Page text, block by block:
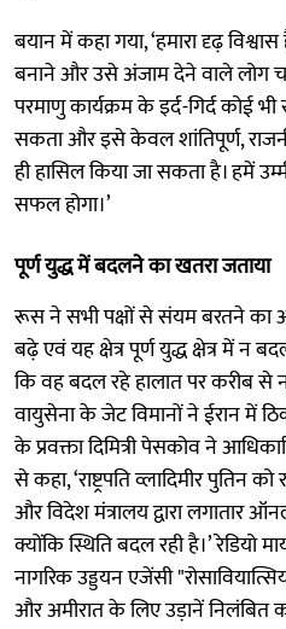
बयान में कहा गया, ‘हमारा दृढ़
बनाने और उसे अंजाम देने वाले लोग
परमाणु कार्यक्रम के इर्द-गिर्द कोई
सकता और इसे केवल शांतिपूर्ण,
ही हासिल किया जा सकता है। हमें
सफल होगा।’
पूर्ण युद्ध में बदलने का खतरा जताया
रूस ने सभी पक्षों से संयम बरतने का
बढ़े एवं यह क्षेत्र पूर्ण युद्ध क्षेत्र में न
कि वह बदल रहे हालात पर करीब से
वायुसेना के जेट विमानों ने ईरान में
के प्रवक्ता दिमित्री पेसकोव ने
से कहा, ‘राष्ट्रपति व्लादिमीर पुतिन
और विदेश मंत्रालय द्वारा लगातार
क्योंकि स्थिति बदल रही है।’ रेडियो
नागरिक उड्डयन एजेंसी
और अमीरात के लिए उड़ानें निलंबित